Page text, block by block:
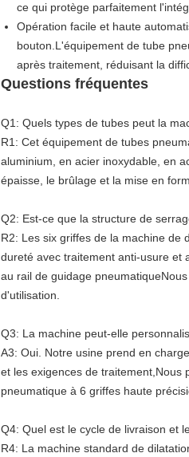
ce qui protège parfaitement
Opération facile et haute
bouton.L'équipement de tube
après traitement, réduisant la
Questions fréquentes
Q1: Quels types de tubes peut la
R1: Cet équipement de tubes
aluminium, en acier inoxydable, en
épaisse, le brûlage et la mise en
Q2: Est-ce que la structure de
R2: Les six griffes de la machine de
dureté avec traitement anti-usure et
au rail de guidage
d'utilisation.
Q3: La machine peut-elle
A3: Oui. Notre usine prend en
et les exigences de traitement,Nous
pneumatique à 6 griffes haute
Q4: Quel est le cycle de livraison et
R4: La machine standard de